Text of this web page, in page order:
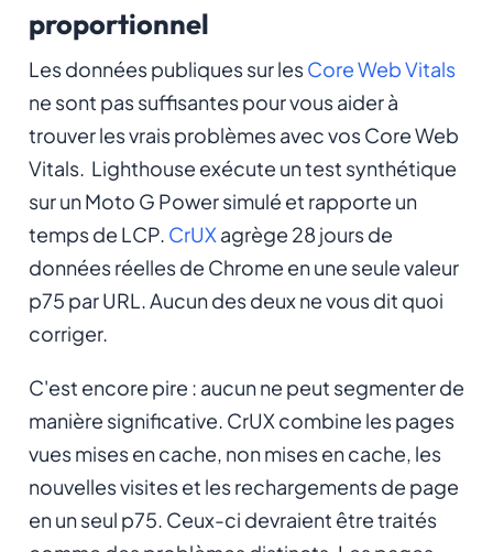
proportionnel
Les données publiques sur lesCore Web Vitals
ne sont pas suffisantes pour vous aider à
trouver les vrais problèmes avec vos Core Web
Vitals. Lighthouse exécute un test synthétique
sur un Moto G Power simulé et rapporte un
temps de LCP. CrUX agrège 28 jours de
données réelles de Chrome en une seule valeur
p75 par URL. Aucun des deux ne vous dit quoi
corriger.
C'est encore pire : aucun ne peut segmenter de
manière significative. CrUX combine les pages
vues mises en cache, non mises en cache, les
nouvelles visites et les rechargements de page
en un seul p75. Ceux-ci devraient être traités